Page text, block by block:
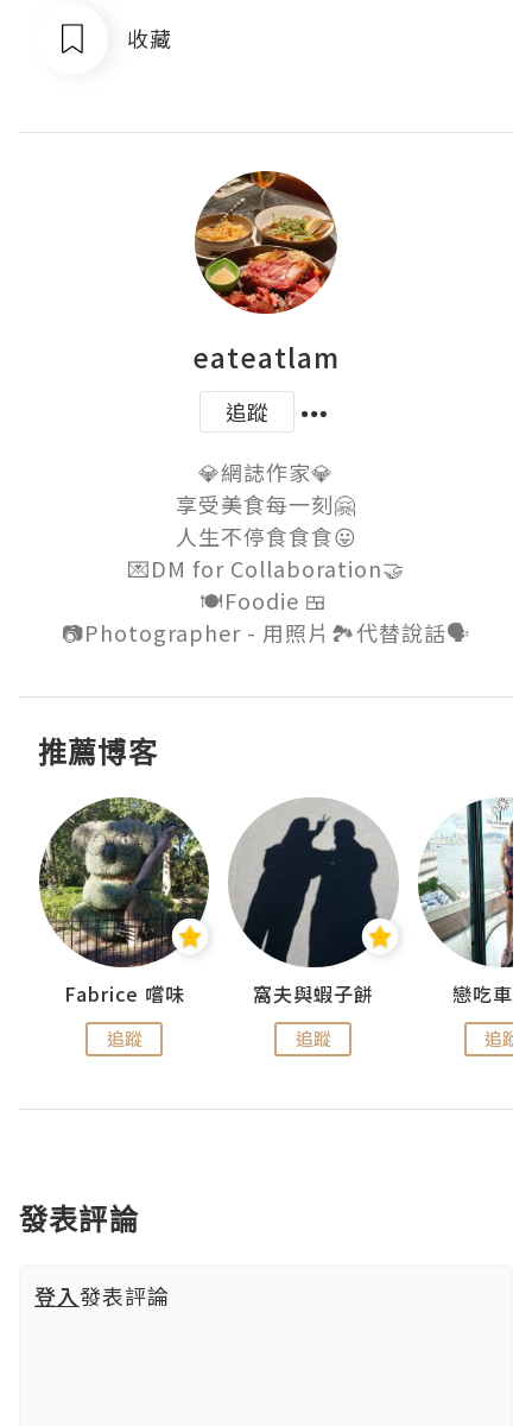
收藏
eateatlam
追蹤
💎網誌作家💎
享受美食每一刻🤗
人生不停食食食😛
💌DM for Collaboration🤝
🍽Foodie 🍱
推薦博客
Fabrice 嚐味
追蹤
窩夫與蝦子餅
追蹤
戀吃車
追蹤
發表評論
登入發表評論